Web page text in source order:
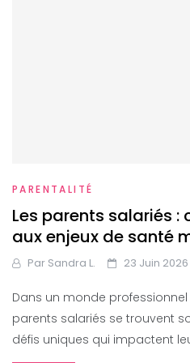
PARENTALITÉ
Les parents salariés
aux enjeux de santé
Par Sandra L. 23 Juin 2026
Dans un monde
parents salariés se trouvent
défis uniques qui impactent